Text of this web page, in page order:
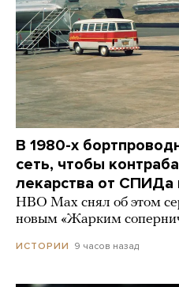
В 1980-х
сеть, чтобы
лекарства от СПИДа
HBO Max снял об этом
новым «Жарким
ИСТОРИИ 9 часов назад